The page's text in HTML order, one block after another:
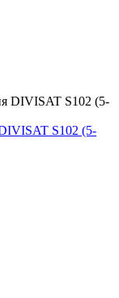
S102 (5-